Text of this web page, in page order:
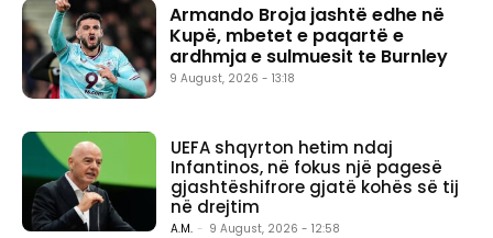
Armando Broja jashtë edhe në
Kupë, mbetet e paqartë e
ardhmja e sulmuesit te Burnley
9 August, 2026 - 13:18
UEFA shqyrton hetim ndaj
Infantinos, në fokus një pagesë
gjashtëshifrore gjatë kohës së tij
në drejtim
A.M. - 9 August, 2026 - 12:58